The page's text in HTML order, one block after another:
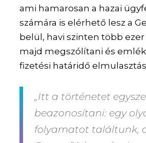
ami hamarosan a hazai
számára is elérhető lesz a
belül, havi szinten több
majd megszólítani és
fizetési határidő
„Itt a történetet
beazonosítani: egy
folyamatot találtunk,